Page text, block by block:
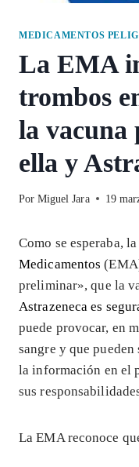
MEDICAMENTOS
La EMA
trombos
la vacuna
ella y
Por Miguel Jara 19
Como se esperaba, la
Medicamentos
preliminar», que la
Astrazeneca es
puede provocar, en
sangre y que pueden
la información en el
sus
La EMA reconoce